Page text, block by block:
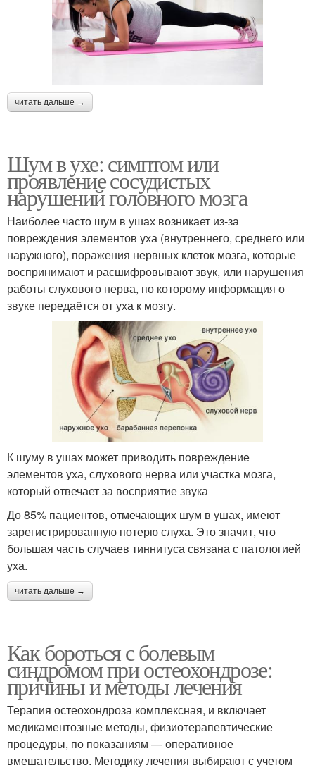
читать дальше →
Шум в ухе: симптом или
проявление сосудистых
нарушений головного мозга
Наиболее часто шум в ушах возникает из-за
повреждения элементов уха (внутреннего, среднего или
наружного), поражения нервных клеток мозга, которые
воспринимают и расшифровывают звук, или нарушения
работы слухового нерва, по которому информация о
звуке передаётся от уха к мозгу.
К шуму в ушах может приводить повреждение
элементов уха, слухового нерва или участка мозга,
который отвечает за восприятие звука
До 85% пациентов, отмечающих шум в ушах, имеют
зарегистрированную потерю слуха. Это значит, что
большая часть случаев тиннитуса связана с патологией
уха.
читать дальше →
Как бороться с болевым
синдромом при остеохондрозе:
причины и методы лечения
Терапия остеохондроза комплексная, и включает
медикаментозные методы, физиотерапевтические
процедуры, по показаниям — оперативное
вмешательство. Методику лечения выбирают с учетом